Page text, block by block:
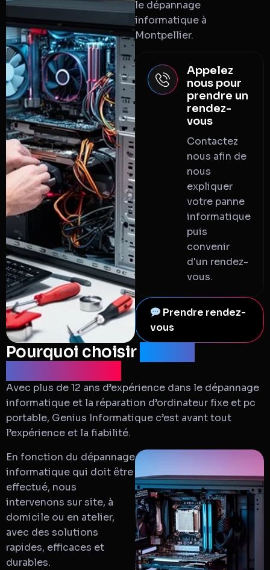
le dépannage
informatique à
Montpellier.
Appelez
nous pour
prendre un
rendez-
vous
Contactez
nous afin de
nous
expliquer
votre panne
informatique
puis
convenir
d'un rendez-
vous.
Prendre rendez-
vous
Pourquoi choisir
Avec plus de 12 ans d’expérience dans le dépannage
informatique et la réparation d’ordinateur fixe et pc
portable, Genius Informatique c’est avant tout
l’expérience et la fiabilité.
En fonction du dépannage
informatique qui doit être
effectué, nous
intervenons sur site, à
domicile ou en atelier,
avec des solutions
rapides, efficaces et
durables.